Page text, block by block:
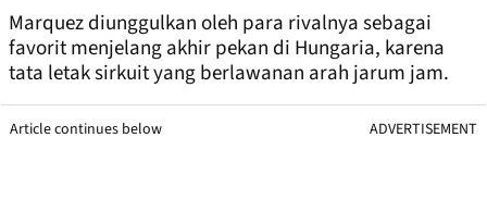
Marquez diunggulkan oleh para rivalnya sebagai
favorit menjelang akhir pekan di Hungaria, karena
tata letak sirkuit yang berlawanan arah jarum jam.
Article continues below ADVERTISEMENT